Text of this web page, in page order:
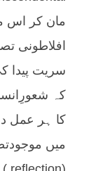
مان کر اس
سریت پیدا
کہ